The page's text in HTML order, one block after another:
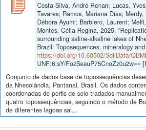
Costa-Silva, André Renan; Lucas,
Tavares; Ramos, Mariana Dias;
Débora Ayumi; Barbiero, Laurent;
Montes, Célia Regina, 2025,
surrounding saline-alkaline lakes of
Brazil: Toposequences, mineralogy
https://doi.org/10.60502/SoilData/
UNF:6:sY/FozSeauP75CnoZz0u2w==
Conjunto de dados base de topossequências
da Nhecolândia, Pantanal, Brasil. Os dados
coordenadas de perfis de solo tradados
quatro topossequências, seguindo o método de
de diferentes lagoas sal...